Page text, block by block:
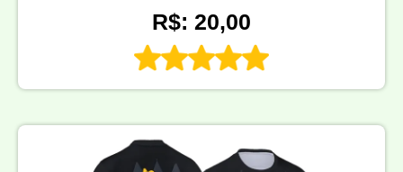
R$: 20,00